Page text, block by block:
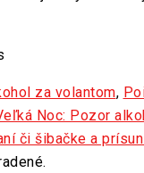
za volantom,
Noc: Pozor
či šibačke a